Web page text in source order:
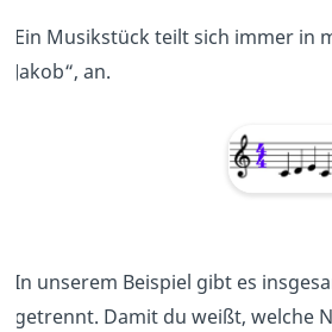
Ein Musikstück teilt sich immer in
Jakob“, an.
In unserem Beispiel gibt es
getrennt. Damit du weißt, welche